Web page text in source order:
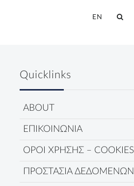
EN
Quicklinks
ABOUT
ΕΠΙΚΟΙΝΩΝΙΑ
ΟΡΟΙ ΧΡΗΣΗΣ – COOKIES
ΠΡΟΣΤΑΣΙΑ ΔΕΔΟΜΕΝΩΝ